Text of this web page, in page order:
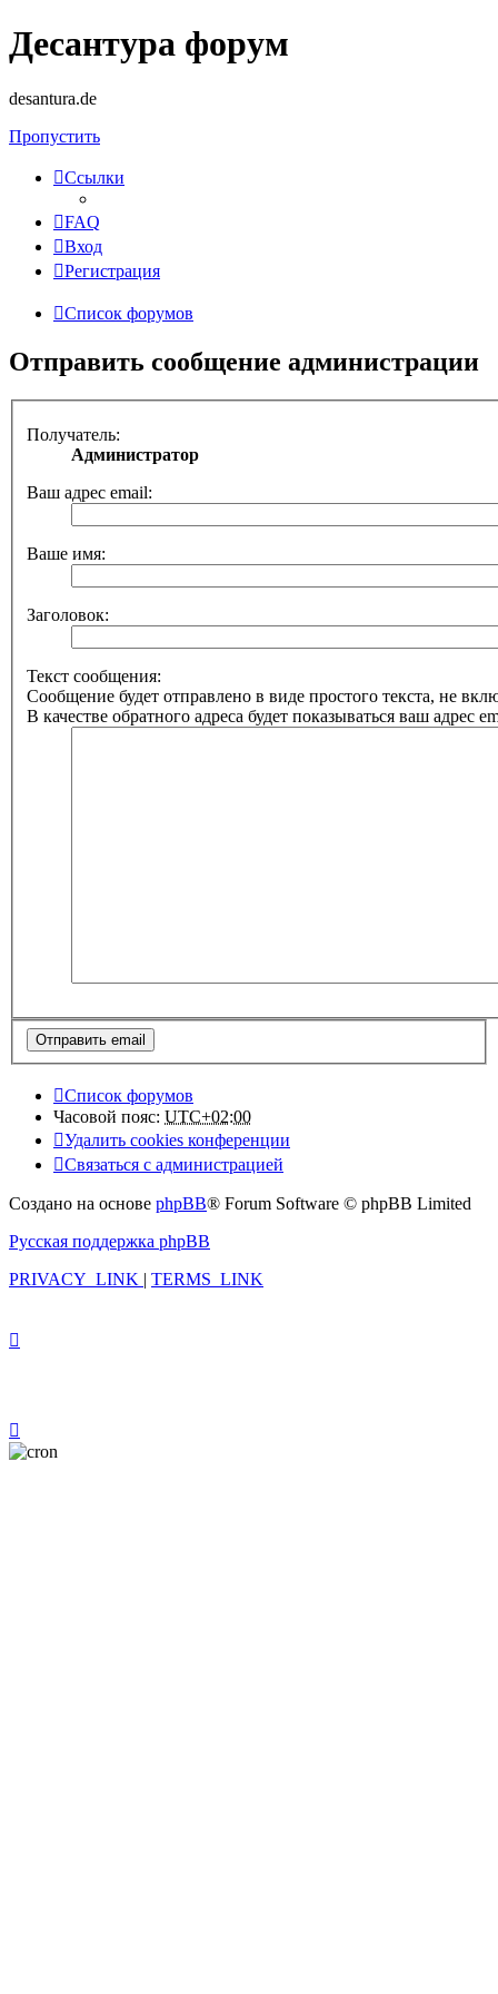
Десантура форум
desantura.de
Пропустить
Ссылки
FAQ
Вход
Регистрация
Список форумов
Отправить сообщение администрации
Получатель:
Администратор
Ваш адрес email:
Ваше имя:
Заголовок:
Текст сообщения:
Сообщение будет отправлено в виде простого текста, не
В качестве обратного адреса будет показываться ваш адрес
Список форумов
Часовой пояс: UTC+02:00
Удалить cookies конференции
Связаться с администрацией
Создано на основе phpBB® Forum Software © phpBB Limited
Русская поддержка phpBB
PRIVACY_LINK | TERMS_LINK